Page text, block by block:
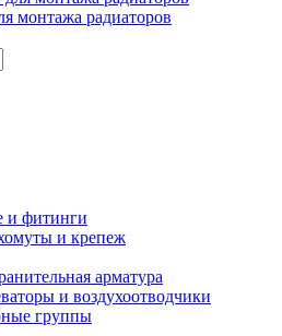
монтажа радиаторов
и фитинги
и крепеж
арматура
и воздухоотводчики
группы